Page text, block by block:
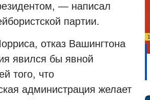
— написал
партии.
отказ Вашингтона
явился бы явной
того, что
администрация желает